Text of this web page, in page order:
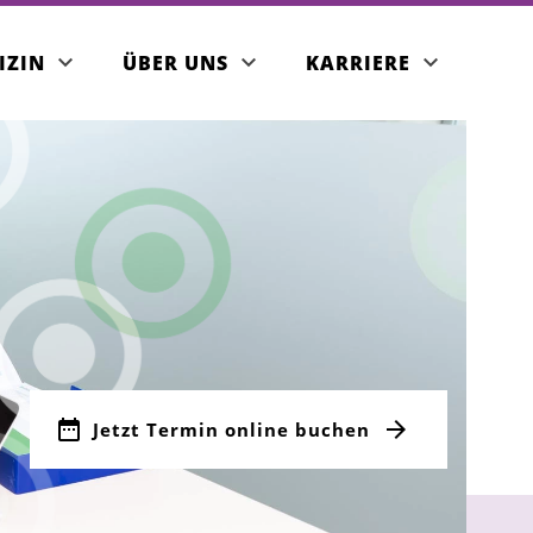
Angebot
Team
buchen
ÜBER UNS KARRIERE
Jetzt Termin online buchen